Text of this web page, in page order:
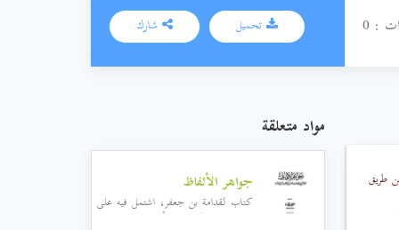
: 0 تحميل
طريق
مواد متعلقة
جواهر الألفاظ
كتاب لقدامة بن جعفر، اشتمل فيه على
تبيان معاني الكلام، وبدأه بباب (في معنى